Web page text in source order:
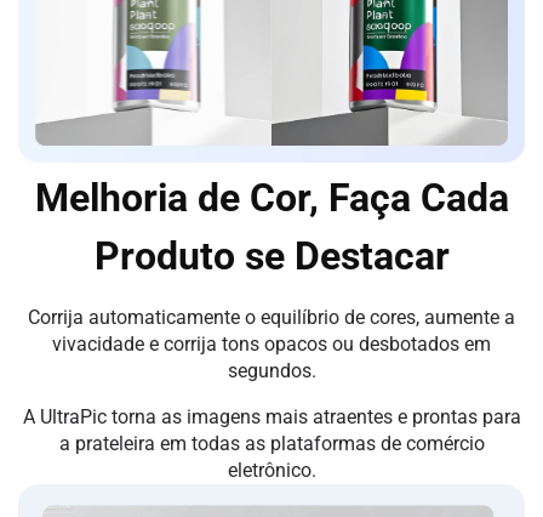
Melhoria de Cor, Faça Cada
Produto se Destacar
Corrija automaticamente o equilíbrio de cores, aumente a
vivacidade e corrija tons opacos ou desbotados em
segundos.
A UltraPic torna as imagens mais atraentes e prontas para
a prateleira em todas as plataformas de comércio
eletrônico.